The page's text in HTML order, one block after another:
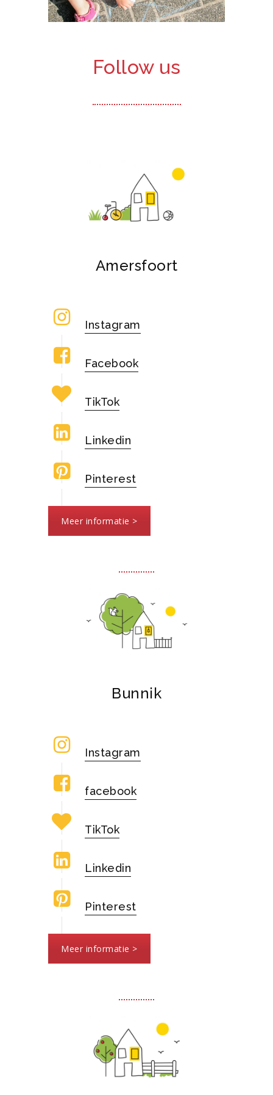
Follow us
Amersfoort
Instagram
Facebook
TikTok
Linkedin
Pinterest
Meer informatie >
Bunnik
Instagram
facebook
TikTok
Linkedin
Pinterest
Meer informatie >